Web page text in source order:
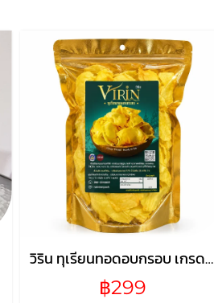
วิริน ทุเรียนทอดอบกรอบ เกรดA
ขนาด250กรัม
฿299